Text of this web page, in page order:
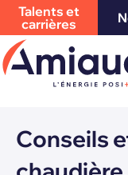
Talents et
carrières
Conseils